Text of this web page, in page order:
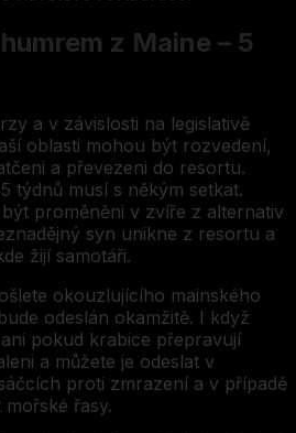
z Maine – 5
a v závislosti na legislativě
oblasti mohou být rozvedení,
a převezeni do resortu.
týdnů musí s někým setkat.
proměněni v zvíře z alternativ
syn unikne z resortu a
žijí samotáři.
okouzlujícího mainského
odeslán okamžitě. I když
pokud krabice přepravují
a můžete je odeslat v
proti zmrazení a v případě
řasy.